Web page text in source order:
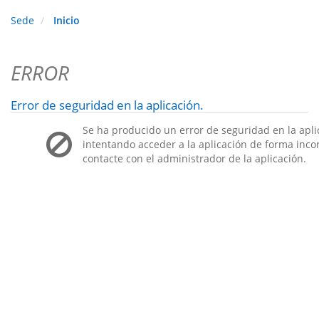
Sede Inicio
ERROR
Error de seguridad en la aplicación.
Se ha producido un error de seguridad en la
intentando acceder a la aplicación de forma
contacte con el administrador de la aplicación.